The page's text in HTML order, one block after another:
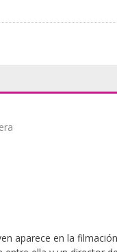
aparece en la